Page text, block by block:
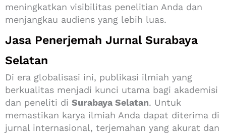
meningkatkan visibilitas penelitian Anda dan
menjangkau audiens yang lebih luas.
Jasa Penerjemah Jurnal Surabaya
Selatan
Di era globalisasi ini, publikasi ilmiah yang
berkualitas menjadi kunci utama bagi akademisi
dan peneliti di Surabaya Selatan. Untuk
memastikan karya ilmiah Anda dapat diterima di
jurnal internasional, terjemahan yang akurat dan